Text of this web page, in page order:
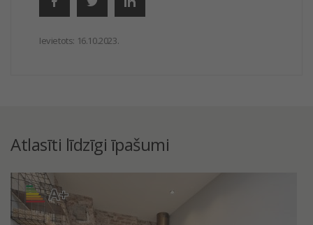
Ievietots: 16.10.2023.
Atlasīti līdzīgi īpašumi
A+